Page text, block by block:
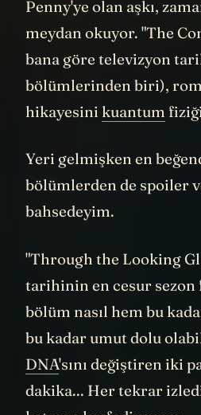
gerçek televizyonlarda
başladığında, gerçeklik
arasındaki çizgi iyice
Her bölümden sonra
paylaşıyordu. Bu kolektif
deneyimi, dizinin
Polar ayılar neden
ortak bir merak ve keşif
İnternette yayılan fan
dizinin kendisinden bile
olabiliyordu. Mesela